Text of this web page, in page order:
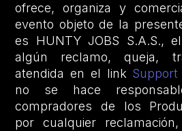
ofrece, organiza y
evento objeto de la
es HUNTY JOBS S.A.S.,
algún reclamo, queja,
atendida en el link
no se hace
compradores de los
por cualquier